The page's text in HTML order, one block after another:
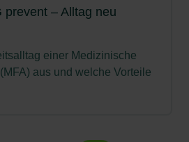
prevent – Alltag neu
einer Medizinische
aus und welche Vorteile